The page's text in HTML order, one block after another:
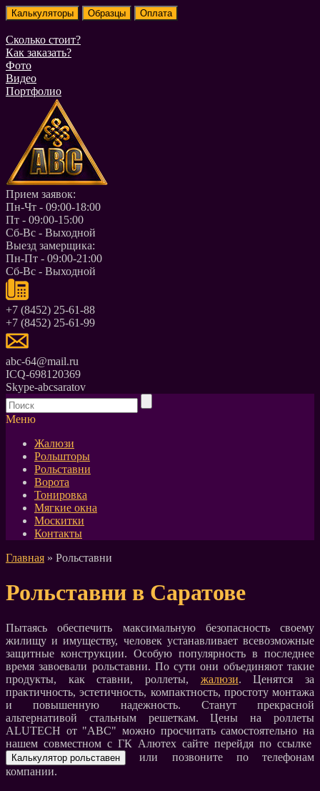
Сколько стоит?
Как заказать?
Фото
Видео
Портфолио
Прием заявок:
Пн-Чт - 09:00-18:00
Пт - 09:00-15:00
Сб-Вс - Выходной
Выезд замерщика:
Пн-Пт - 09:00-21:00
Сб-Вс - Выходной
+7 (8452) 25-61-88
+7 (8452) 25-61-99
abc-64@mail.ru
ICQ-698120369
Skype-abcsaratov
Меню
Жалюзи
Рольшторы
Рольставни
Ворота
Тонировка
Мягкие окна
Москитки
Контакты
Главная » Рольставни
Рольставни в Саратове
Пытаясь обеспечить максимальную безопасность своему
жилищу и имуществу, человек устанавливает всевозможные
защитные конструкции. Особую популярность в последнее
время завоевали рольставни. По сути они объединяют такие
продукты, как ставни, роллеты, жалюзи. Ценятся за
практичность, эстетичность, компактность, простоту монтажа
и повышенную надежность. Станут прекрасной
альтернативой стальным решеткам. Цены на роллеты
ALUTECH от "АВС" можно просчитать самостоятельно на
нашем совместном с ГК Алютех сайте перейдя по ссылке
или позвоните по телефонам
компании.